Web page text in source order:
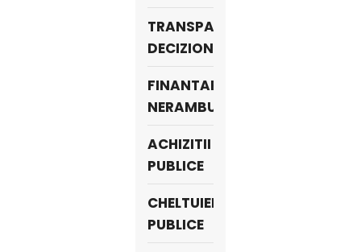
TRANSPARENŢA
DECIZIONALĂ
FINANTARI
NERAMBURSABILE
ACHIZITII
PUBLICE
CHELTUIELI
PUBLICE